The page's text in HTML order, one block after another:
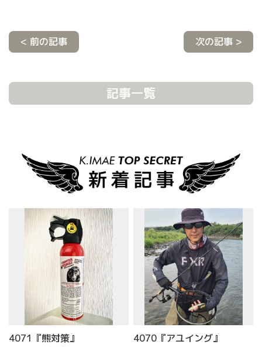
< 前の記事 次の記事 >
記事一覧
4071『熊対策』 4070『アユイング』